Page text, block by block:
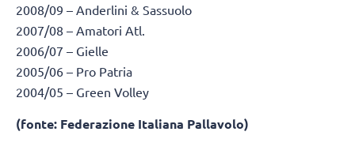
2008/09 – Anderlini & Sassuolo
2007/08 – Amatori Atl.
2006/07 – Gielle
2005/06 – Pro Patria
2004/05 – Green Volley
(fonte: Federazione Italiana Pallavolo)